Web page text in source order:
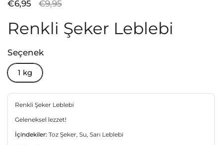
Satış fiyatı:
€6,95 Normal fiyat:
€9,95
Renkli Şeker Leblebi
Seçenek
1 kg
Renkli Şeker Leblebi
Geleneksel lezzet!
İçindekiler: Toz Şeker, Su, Sarı Leblebi